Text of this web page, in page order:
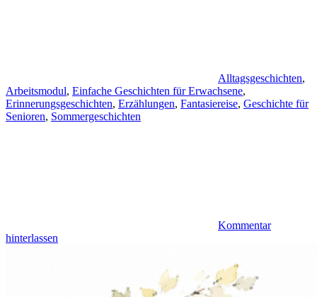
Alltagsgeschichten,
Arbeitsmodul, Einfache Geschichten für Erwachsene,
Erinnerungsgeschichten, Erzählungen, Fantasiereise, Geschichte für
Senioren, Sommergeschichten
Kommentar
hinterlassen